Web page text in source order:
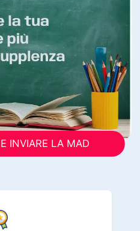
INVIARE LA MAD